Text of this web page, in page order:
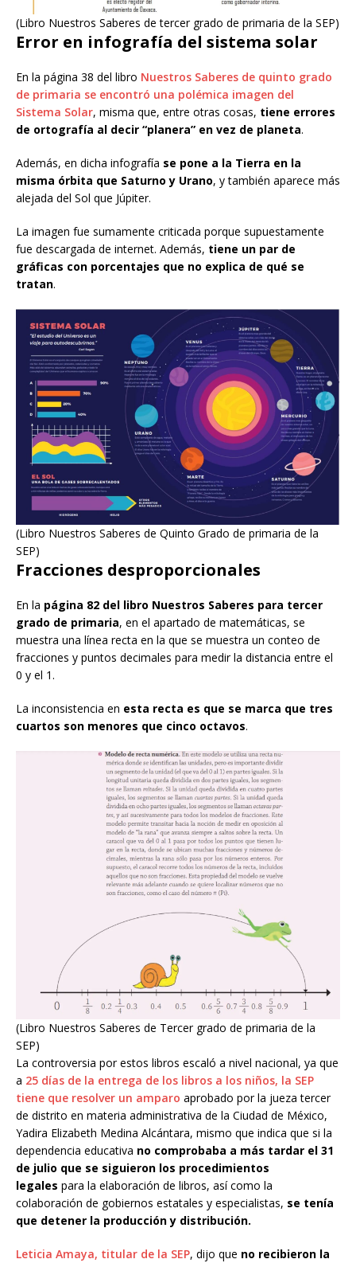
(Libro Nuestros Saberes de tercer grado de primaria de la SEP)
Error en infografía del sistema solar
En la página 38 del libro Nuestros Saberes de quinto grado
de primaria se encontró una polémica imagen del
Sistema Solar, misma que, entre otras cosas, tiene errores
de ortografía al decir “planera” en vez de planeta.
Además, en dicha infografía se pone a la Tierra en la
misma órbita que Saturno y Urano, y también aparece más
alejada del Sol que Júpiter.
La imagen fue sumamente criticada porque supuestamente
fue descargada de internet. Además, tiene un par de
gráficas con porcentajes que no explica de qué se
tratan.
(Libro Nuestros Saberes de Quinto Grado de primaria de la
SEP)
Fracciones desproporcionales
En la página 82 del libro Nuestros Saberes para tercer
grado de primaria, en el apartado de matemáticas, se
muestra una línea recta en la que se muestra un conteo de
fracciones y puntos decimales para medir la distancia entre el
0 y el 1.
La inconsistencia en esta recta es que se marca que tres
cuartos son menores que cinco octavos.
(Libro Nuestros Saberes de Tercer grado de primaria de la
SEP)
La controversia por estos libros escaló a nivel nacional, ya que
a 25 días de la entrega de los libros a los niños, la SEP
tiene que resolver un amparo aprobado por la jueza tercer
de distrito en materia administrativa de la Ciudad de México,
Yadira Elizabeth Medina Alcántara, mismo que indica que si la
dependencia educativa no comprobaba a más tardar el 31
de julio que se siguieron los procedimientos
legales para la elaboración de libros, así como la
colaboración de gobiernos estatales y especialistas, se tenía
que detener la producción y distribución.
Leticia Amaya, titular de la SEP, dijo que no recibieron la